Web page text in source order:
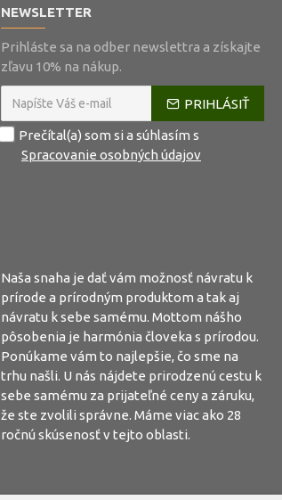
NEWSLETTER
Prihláste sa na odber newslettra a získajte
zľavu 10% na nákup.
PRIHLÁSIŤ
Prečítal(a) som si a súhlasím s
Spracovanie osobných údajov
Naša snaha je dať vám možnosť návratu k
prírode a prírodným produktom a tak aj
návratu k sebe samému. Mottom nášho
pôsobenia je harmónia človeka s prírodou.
Ponúkame vám to najlepšie, čo sme na
trhu našli. U nás nájdete prirodzenú cestu k
sebe samému za prijateľné ceny a záruku,
že ste zvolili správne. Máme viac ako 28
ročnú skúsenosť v tejto oblasti.